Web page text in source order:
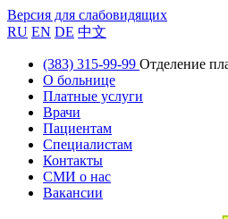
Версия для слабовидящих
RU EN DE 中文
(383) 315-99-99 Отделение
О больнице
Платные услуги
Врачи
Пациентам
Специалистам
Контакты
СМИ о нас
Вакансии